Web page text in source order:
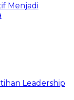
Menjadi
Leadership